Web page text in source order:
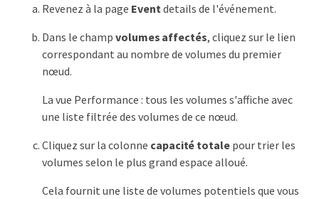
Revenez à la page Event details de l'événement.
Dans le champ volumes affectés, cliquez sur le lien
correspondant au nombre de volumes du premier
nœud.
La vue Performance : tous les volumes s'affiche avec
une liste filtrée des volumes de ce nœud.
Cliquez sur la colonne capacité totalepour trier les
volumes selon le plus grand espace alloué.
Cela fournit une liste de volumes potentiels que vous